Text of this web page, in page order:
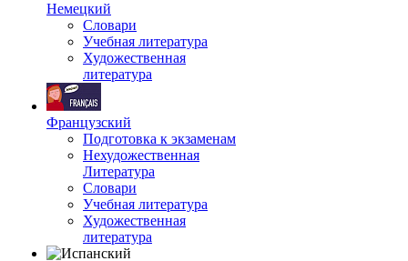
Немецкий
Словари
Учебная литература
Художественная
литература
Французский
Подготовка к экзаменам
Нехудожественная
Литература
Словари
Учебная литература
Художественная
литература